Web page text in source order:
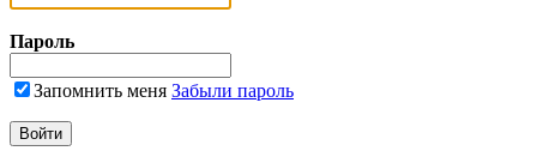
Пароль
Запомнить меня Забыли пароль